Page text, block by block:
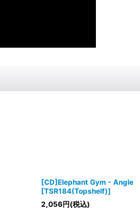
[CD]Elephant Gym - Angle
[TSR184(Topshelf)]
2,056円(税込)